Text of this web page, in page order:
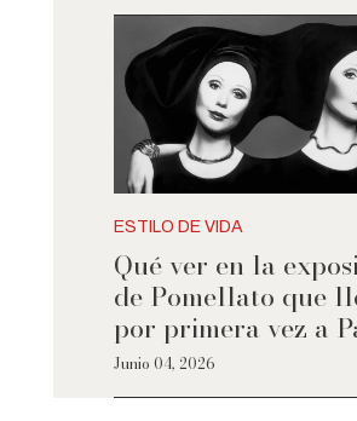
ESTILO DE VIDA
Qué ver en la
de Pomellato que
por primera vez a
Junio 04, 2026